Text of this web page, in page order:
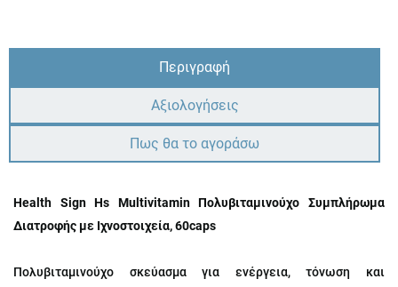
Περιγραφή
Αξιολογήσεις
Πως θα το αγοράσω
Health Sign Hs Multivitamin Πολυβιταμινούχο Συμπλήρωμα
Διατροφής με Ιχνοστοιχεία, 60caps
Πολυβιταμινούχο σκεύασμα για ενέργεια, τόνωση και